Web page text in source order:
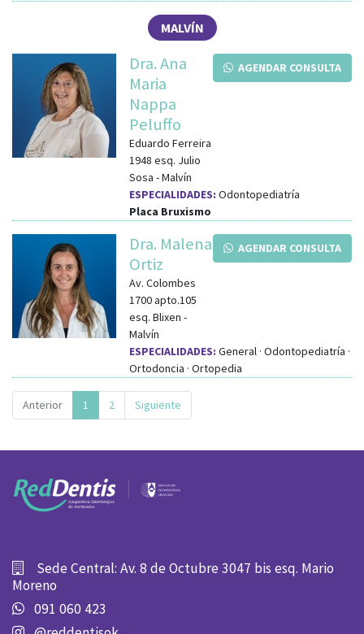
MALVÍN
AGENDAR CONSULTA
Dra. Ana
Maria
Nappa
Peluffo
Eduardo Ferreira
1948 esq. Julio
Sosa -Malvín
ESPECIALIDADES: Odontopediatría
Placa Bruxismo
AGENDAR CONSULTA
Dra. Malena
Ortiz
Av. Colombes
1700 apto.105
esq. Blixen -
Malvín
ESPECIALIDADES: General · Odontopediatría ·
Ortodoncia · Ortopedia
Anterior 1 2 Siguiente
Sede Central: Av. 8 de Octubre 3047 bis esq. Mario
Moreno
091 060 423